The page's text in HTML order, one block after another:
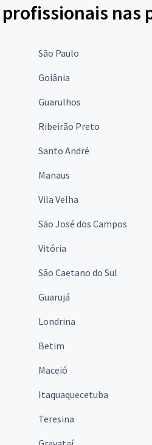
nas
São Paulo
Goiânia
Guarulhos
Ribeirão Preto
Santo André
Manaus
Vila Velha
São José dos Campos
Vitória
São Caetano do Sul
Guarujá
Londrina
Betim
Maceió
Itaquaquecetuba
Teresina